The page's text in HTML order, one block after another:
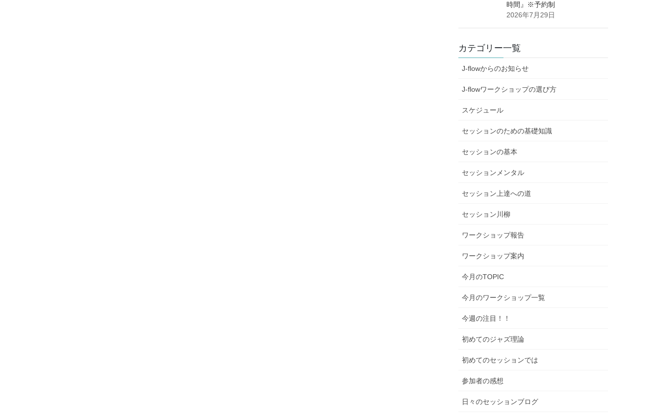
時間』※予約制
2026年7月29日
カテゴリー一覧
J-flowからのお知らせ
J-flowワークショップの選び方
スケジュール
セッションのための基礎知識
セッションの基本
セッションメンタル
セッション上達への道
セッション川柳
ワークショップ報告
ワークショップ案内
今月のTOPIC
今月のワークショップ一覧
今週の注目！！
初めてのジャズ理論
初めてのセッションでは
参加者の感想
日々のセッションブログ